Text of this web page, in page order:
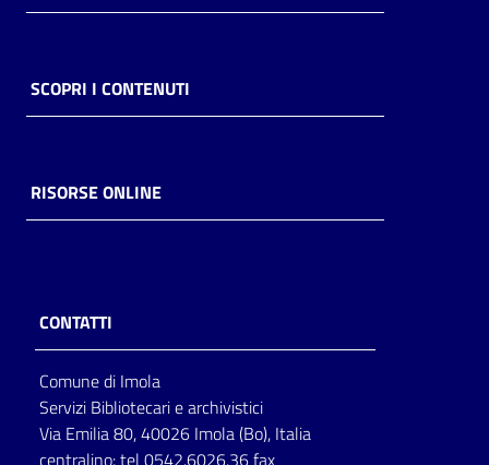
SCOPRI I CONTENUTI
RISORSE ONLINE
CONTATTI
Comune di Imola
Servizi Bibliotecari e archivistici
Via Emilia 80, 40026 Imola (Bo), Italia